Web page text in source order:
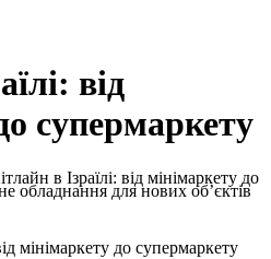
від
супермаркету
в Ізраїлі: від мінімаркету до
обладнання для нових об’єктів
мінімаркету до супермаркету